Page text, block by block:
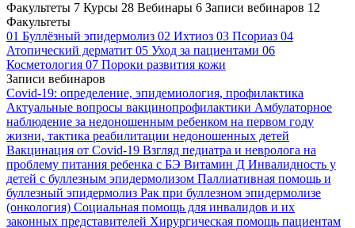
Факультеты 7 Курсы 28 Вебинары 6 Записи вебинаров 12
Факультеты
01 Буллёзный эпидермолиз 02 Ихтиоз 03 Псориаз 04
Атопический дерматит 05 Уход за пациентами 06
Косметология 07 Пороки развития кожи
Записи вебинаров
Covid-19: определение, эпидемиология, профилактика
Актуальные вопросы вакцинопрофилактики Амбулаторное
наблюдение за недоношенным ребенком на первом году
жизни, тактика реабилитации недоношенных детей
Вакцинация от Covid-19 Взгляд педиатра и невролога на
проблему питания ребенка с БЭ Витамин Д Инвалидность у
детей с буллезным эпидермолизом Паллиативная помощь и
буллезный эпидермолиз Рак при буллезном эпидермолизе
(онкология) Социальная помощь для инвалидов и их
законных представителей Хирургическая помощь пациентам